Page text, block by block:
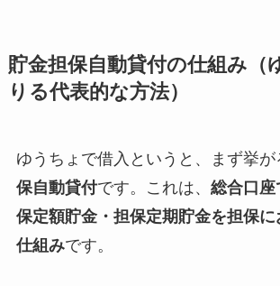
貯金担保自動貸付の仕組み（
りる代表的な方法）
ゆうちょで借入というと、まず挙が
保自動貸付です。これは、 総合口座
保定額貯金・担保定期貯金を担保に
仕組みです。